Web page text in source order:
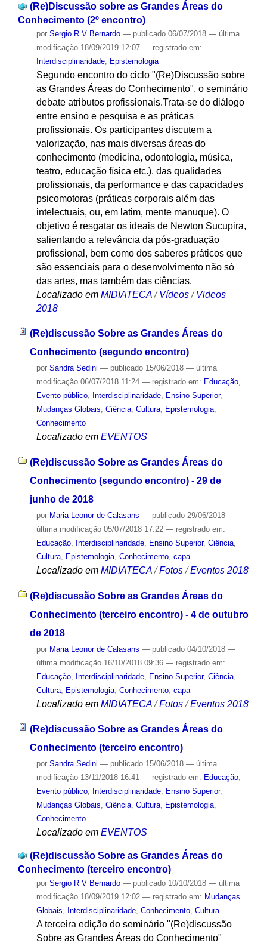
(Re)Discussão sobre as Grandes Áreas do
Conhecimento (2º encontro)
por Sergio R V Bernardo — publicado06/07/2018 — última
modificação18/09/2019 12:07 — registrado em:
Interdisciplinaridade, Epistemologia
Segundo encontro do ciclo "(Re)Discussão sobre
as Grandes Áreas do Conhecimento", o seminário
debate atributos profissionais.Trata-se do diálogo
entre ensino e pesquisa e as práticas
profissionais. Os participantes discutem a
valorização, nas mais diversas áreas do
conhecimento (medicina, odontologia, música,
teatro, educação física etc.), das qualidades
profissionais, da performance e das capacidades
psicomotoras (práticas corporais além das
intelectuais, ou, em latim, mente manuque). O
objetivo é resgatar os ideais de Newton Sucupira,
salientando a relevância da pós-graduação
profissional, bem como dos saberes práticos que
são essenciais para o desenvolvimento não só
das artes, mas também das ciências.
Localizado em MIDIATECA /Vídeos /Videos
2018
(Re)discussão Sobre as Grandes Áreas do
Conhecimento (segundo encontro)
por Sandra Sedini — publicado15/06/2018 — última
modificação06/07/2018 11:24 — registrado em: Educação,
Evento público, Interdisciplinaridade, Ensino Superior,
Mudanças Globais, Ciência, Cultura, Epistemologia,
Conhecimento
Localizado em EVENTOS
(Re)discussão Sobre as Grandes Áreas do
Conhecimento (segundo encontro) - 29 de
junho de 2018
por Maria Leonor de Calasans — publicado29/06/2018 —
última modificação05/07/2018 17:22 — registrado em:
Educação, Interdisciplinaridade, Ensino Superior, Ciência,
Cultura, Epistemologia, Conhecimento, capa
Localizado em MIDIATECA /Fotos /Eventos 2018
(Re)discussão Sobre as Grandes Áreas do
Conhecimento (terceiro encontro) - 4 de outubro
de 2018
por Maria Leonor de Calasans — publicado04/10/2018 —
última modificação16/10/2018 09:36 — registrado em:
Educação, Interdisciplinaridade, Ensino Superior, Ciência,
Cultura, Epistemologia, Conhecimento, capa
Localizado em MIDIATECA /Fotos /Eventos 2018
(Re)discussão Sobre as Grandes Áreas do
Conhecimento (terceiro encontro)
por Sandra Sedini — publicado15/06/2018 — última
modificação13/11/2018 16:41 — registrado em: Educação,
Evento público, Interdisciplinaridade, Ensino Superior,
Mudanças Globais, Ciência, Cultura, Epistemologia,
Conhecimento
Localizado em EVENTOS
(Re)discussão Sobre as Grandes Áreas do
Conhecimento (terceiro encontro)
por Sergio R V Bernardo — publicado10/10/2018 — última
modificação18/09/2019 12:02 — registrado em: Mudanças
Globais, Interdisciplinaridade, Conhecimento, Cultura
A terceira edição do seminário "(Re)discussão
Sobre as Grandes Áreas do Conhecimento"